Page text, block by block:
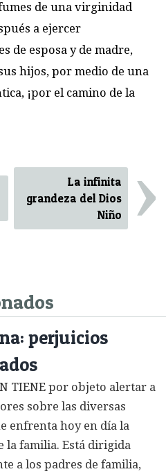
de una virginidad
a ejercer
de esposa y de madre,
hijos, por medio de una
¡por el camino de la
La infinita
grandeza del Dios
Niño
›
perjuicios
TIENE por objeto alertar a
sobre las diversas
enfrenta hoy en día la
la familia. Está dirigida
a los padres de familia,